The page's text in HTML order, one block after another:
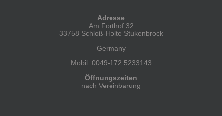
Adresse
Am Forthof 32
33758 Schloß-Holte Stukenbrock
Germany
Mobil: 0049-172 5233143
Öffnungszeiten
nach Vereinbarung